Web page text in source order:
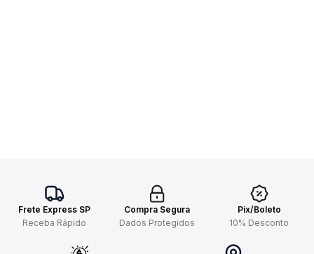
Frete Express SP
Receba Rápido
Compra Segura
Dados Protegidos
Pix/Boleto
10% Desconto